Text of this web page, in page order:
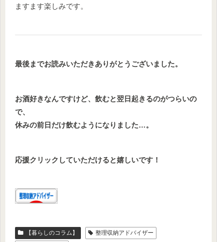
ますます楽しみです。
最後までお読みいただきありがとうございました。
お酒好きなんですけど、飲むと翌日起きるのがつらいの
で、
休みの前日だけ飲むようになりました…。
応援クリックしていただけると嬉しいです！
【暮らしのコラム】
整理収納アドバイザー